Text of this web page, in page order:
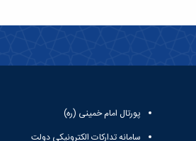
پورتال امام خمینی (ره)
سامانه تدارکات الکترونیکی دولت